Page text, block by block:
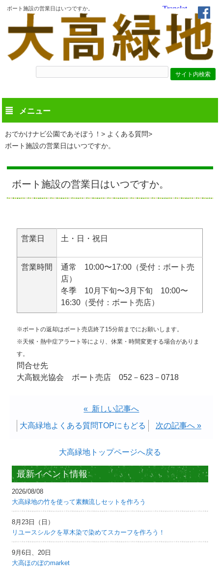
ボート施設の営業日はいつですか。
メニュー
おでかけナビ公園であそぼう！
よくある質問
ボート施設の営業日はいつですか。
ボート施設の営業日はいつですか。
営業日 土・日・祝日
営業時間
通常 10:00〜17:00（受付：ボート売
店）
冬季 10月下旬〜3月下旬 10:00〜
16:30（受付：ボート売店）
※ボートの返却はボート売店終了15分前までにお願いします。
※天候・熱中症アラート等により、休業・時間変更する場合がありま
す。
問合せ先
大高観光協会 ボート売店 052－623－0718
« 新しい記事へ
大高緑地よくある質問TOPにもどる
次の記事へ »
大高緑地トップページへ戻る
最新イベント情報
2026/08/08
大高緑地の竹を使って素麵流しセットを作ろう
8月23日（日）
リユースシルクを草木染で染めてスカーフを作ろう！
9月6日、20日
大高ほのぼのmarket